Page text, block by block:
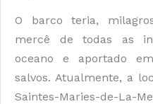
O barco teria,
mercê de todas as
oceano e aportado
salvos. Atualmente, a
Saintes-Maries-de-La-